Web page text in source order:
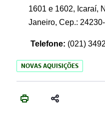
1601 e 1602, Icaraí,
Janeiro, Cep.:
Telefone: (021)
NOVAS AQUISIÇÕES